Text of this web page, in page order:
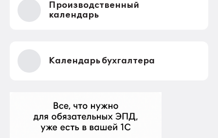
Производственный
календарь
Календарь бухгалтера